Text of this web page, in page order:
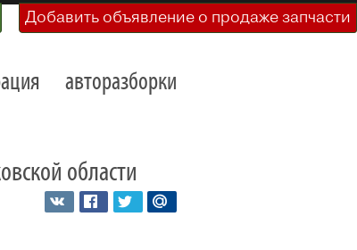
Добавить объявление о продаже запчасти
авторазборки
области